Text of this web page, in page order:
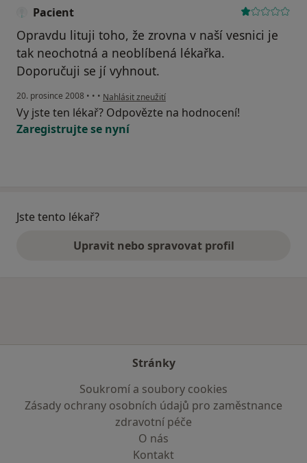
Pacient
Opravdu lituji toho, že zrovna v naší vesnici je
tak neochotná a neoblíbená lékařka.
Doporučuji se jí vyhnout.
20. prosince 2008 • • • podle názoru uživatele Pacient
Nahlásit zneužití
Vy jste ten lékař? Odpovězte na hodnocení!
Zaregistrujte se nyní
Jste tento lékař?
Upravit nebo spravovat profil
Stránky
Soukromí a soubory cookies
Zásady ochrany osobních údajů pro zaměstnance
zdravotní péče
O nás
Kontakt